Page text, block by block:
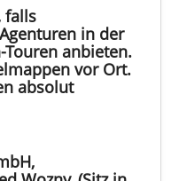
falls
in der
anbieten.
vor Ort.
absolut